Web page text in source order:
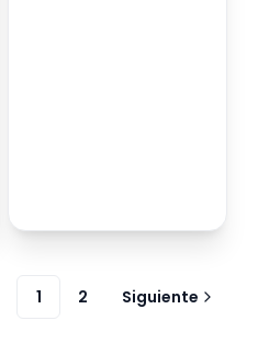
1 2 Siguiente